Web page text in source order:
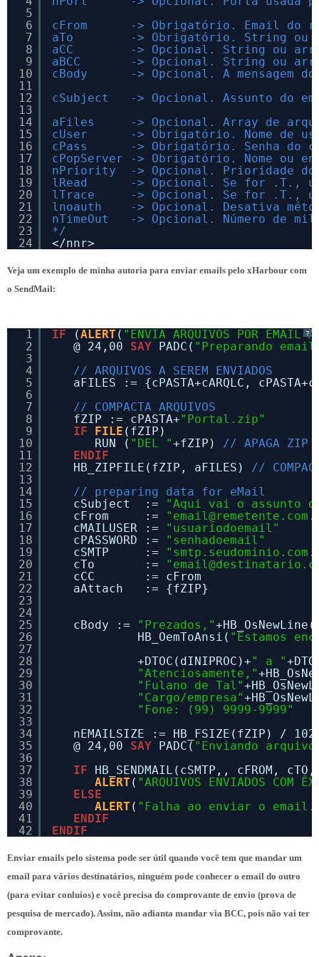
5
6
7
8
9
10
11
12
13
14
15
16
17
18
19
20
21
22
23
24
cFrom      -> Obrigatório. Email do
aTo        -> Obrigatório. String ou
aCC        -> Opcional. String ou
aBCC       -> Opcional. String ou
cBody      -> Opcional. A mensagem
cSubject   -> Opcional. Assunto do
aFiles     -> Opcional. Array de
cUser      -> Obrigatório. Nome de
cPass      -> Obrigatório. Senha do
cPopServer -> Obrigatório. Nome ou
nPriority  -> Opcional. Prioridade do
lRead      -> Opcional. Se for .T.,
lTrace     -> Opcional. Se for .T.,
lnoauth    -> Opcional. Desativa
nTimeOut   -> Opcional. Número de
*/
</nnr>
Veja um exemplo de minha autoria para enviar emails pelo xHarbour com
o SendMail:
?
1
2
3
4
5
6
7
8
9
10
11
12
13
14
15
16
17
18
19
20
21
22
23
24
25
26
27
28
29
30
31
32
33
34
35
36
37
38
39
40
41
42
IF (ALERT ( "ENVIA ARQUIVOS POR EMAIL
@ 24,00 SAY PADC( "Preparando
// ARQUIVOS A SEREM ENVIADOS
aFILES := {cPASTA+cARQLC,
// COMPACTA ARQUIVOS
fZIP := cPASTA+"Portal.zip"
IF
FILE (fZIP)
RUN ( "DEL "+fZIP)
// APAGA ZIP
ENDIF
HB_ZIPFILE(fZIP, aFILES)
//
// preparing data for eMail
cSubject  :=
"Aqui vai o assunto
cFrom     :=
cMAILUSER :=
"usuariodoemail"
cPASSWORD :=
"senhadoemail"
cSMTP     :=
cTo       :=
cCC       :=
aAttach   :=
cBody := "Prezados,"
HB_OemToAnsi( "Estamos
+DTOC(dINIPROC)+" a "
"Atenciosamente,"
"Fulano de Tal"
"Cargo/empresa"
"Fone: (99) 9999-9999"
nEMAILSIZE := HB_FSIZE(fZIP) /
@ 24,00 SAY PADC( "Enviando
IF
HB_SENDMAIL(cSMTP,, cFROM,
ALERT ( "ARQUIVOS ENVIADOS COM
ELSE
ALERT ( "Falha ao enviar o
ENDIF
ENDIF
Enviar emails pelo sistema pode ser útil quando você tem que mandar um
email para vários destinatários, ninguém pode conhecer o email do outro
(para evitar conluios) e você precisa do comprovante de envio (prova de
pesquisa de mercado). Assim, não adianta mandar via BCC, pois não vai ter
comprovante.